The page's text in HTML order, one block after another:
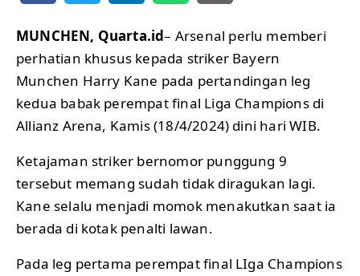
MUNCHEN, Quarta.id– Arsenal perlu memberi
perhatian khusus kepada striker Bayern
Munchen Harry Kane pada pertandingan leg
kedua babak perempat final Liga Champions di
Allianz Arena, Kamis (18/4/2024) dini hari WIB.
Ketajaman striker bernomor punggung 9
tersebut memang sudah tidak diragukan lagi.
Kane selalu menjadi momok menakutkan saat ia
berada di kotak penalti lawan.
Pada leg pertama perempat final LIga Champions